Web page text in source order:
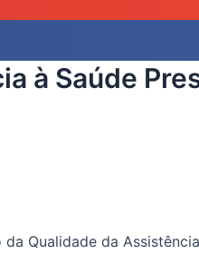
à Saúde
Qualidade da